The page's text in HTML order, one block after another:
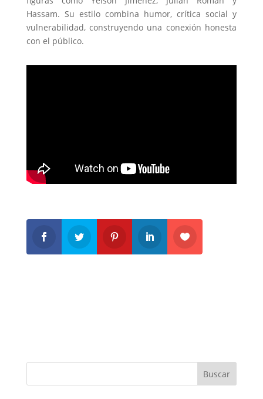
Hassam. Su estilo combina humor, crítica social y
vulnerabilidad, construyendo una conexión honesta
con el público.
Buscar